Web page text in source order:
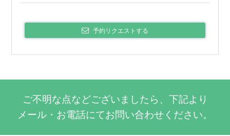
予約リクエストする
ご不明な点などございましたら、下記より
メール・お電話にてお問い合わせください。